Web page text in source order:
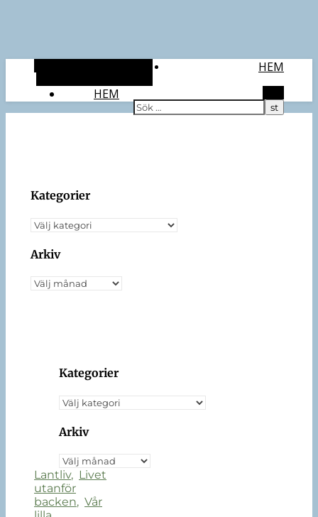
HEM
HEM
Kategorier
Arkiv
Kategorier
Arkiv
Lantliv, Livet
utanför
backen, Vår